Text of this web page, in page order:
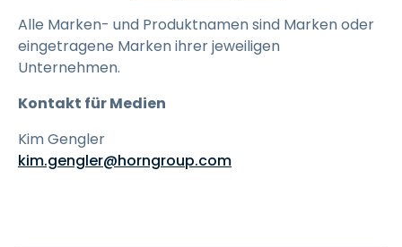
Alle Marken- und Produktnamen sind Marken oder
eingetragene Marken ihrer jeweiligen
Unternehmen.
Kontakt für Medien
Kim Gengler
kim.gengler@horngroup.com